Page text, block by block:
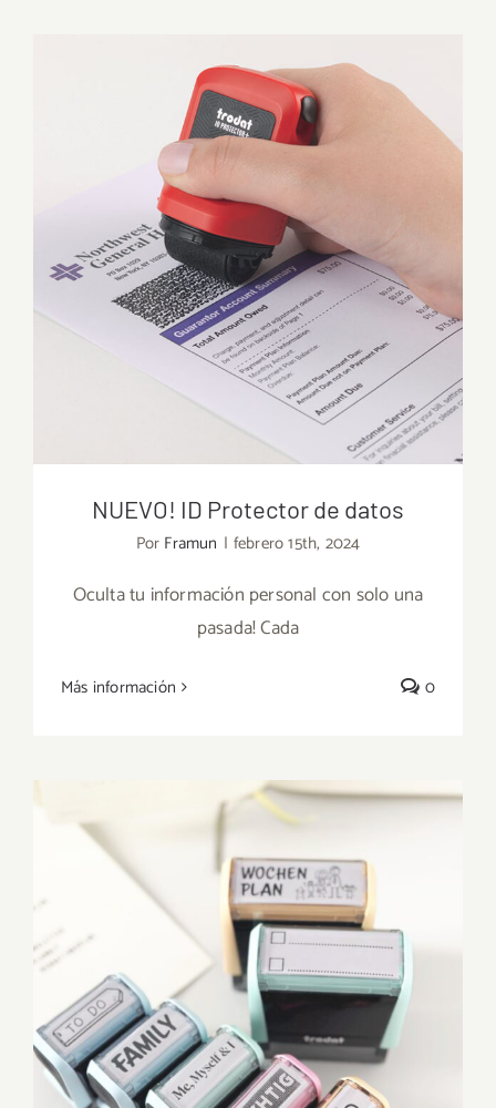
NUEVO! ID Protector de datos
NUEVO! ID Protector de datos
Por Framun | febrero 15th, 2024
Oculta tu información personal con solo una
pasada! Cada
Más información 0